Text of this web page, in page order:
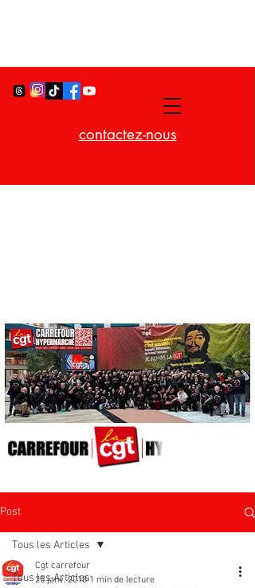
contactez-nous
Post
Tous les Articles
Tous les Articles
Cgt carrefour
25 janv. 2018 1 min de lecture